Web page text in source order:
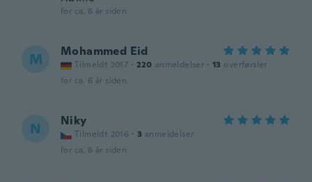
for ca. 6 år siden
M Mohammed Eid
Tilmeldt 2017 · 220 anmeldelser · 13 overførsler
for ca. 6 år siden
N Niky
Tilmeldt 2016 · 3 anmeldelser
for ca. 6 år siden